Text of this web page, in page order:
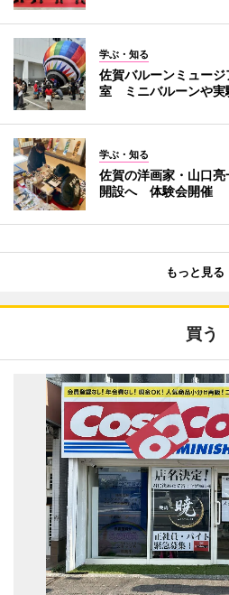
学ぶ・知る
佐賀バルーンミュー
室 ミニバルーンや実
学ぶ・知る
佐賀の洋画家・山口亮
開設へ 体験会開催
もっと見る
買う